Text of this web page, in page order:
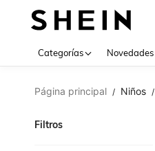
Categorías Novedades
Página principal / Niños /
Filtros